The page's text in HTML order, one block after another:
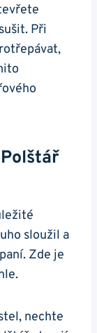
Při
sloužil a
Zde je
nechte